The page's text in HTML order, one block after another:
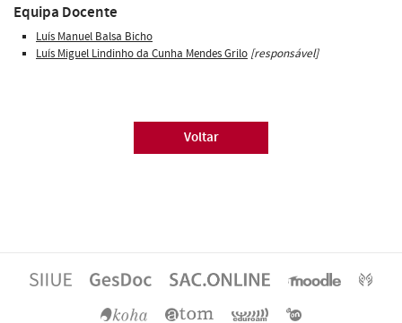
Equipa Docente
Luís Manuel Balsa Bicho
Luís Miguel Lindinho da Cunha Mendes Grilo [responsável]
Voltar